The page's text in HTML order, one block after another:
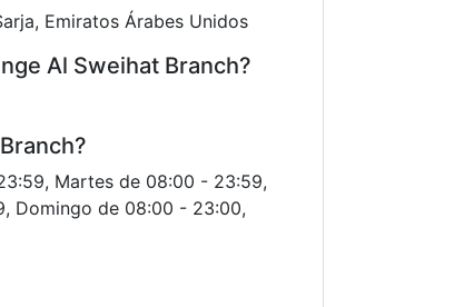
Emiratos Árabes Unidos
Al Sweihat Branch?
Martes de 08:00 - 23:59,
Domingo de 08:00 - 23:00,